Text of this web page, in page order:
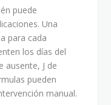
puede
Una
para cada
los días del
ausente, J de
pueden
manual.